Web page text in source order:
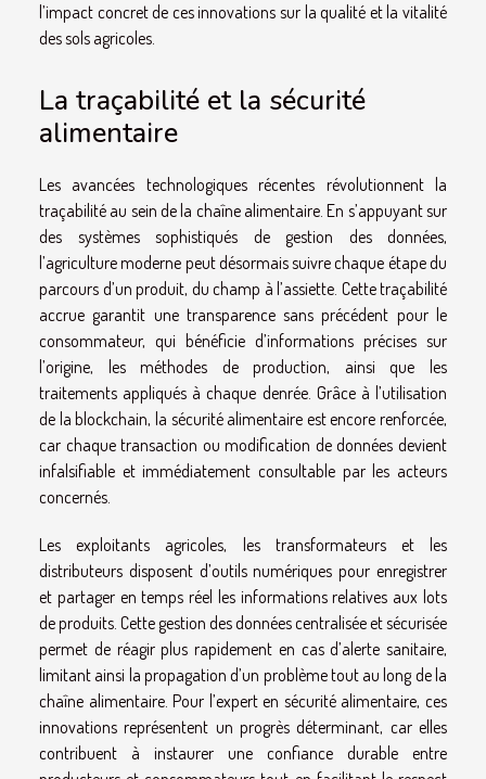
l’impact concret de ces innovations sur la qualité et la vitalité
des sols agricoles.
La traçabilité et la sécurité
alimentaire
Les avancées technologiques récentes révolutionnent la
traçabilité au sein de la chaîne alimentaire. En s’appuyant sur
des systèmes sophistiqués de gestion des données,
l’agriculture moderne peut désormais suivre chaque étape du
parcours d’un produit, du champ à l’assiette. Cette traçabilité
accrue garantit une transparence sans précédent pour le
consommateur, qui bénéficie d’informations précises sur
l’origine, les méthodes de production, ainsi que les
traitements appliqués à chaque denrée. Grâce à l’utilisation
de la blockchain, la sécurité alimentaire est encore renforcée,
car chaque transaction ou modification de données devient
infalsifiable et immédiatement consultable par les acteurs
concernés.
Les exploitants agricoles, les transformateurs et les
distributeurs disposent d’outils numériques pour enregistrer
et partager en temps réel les informations relatives aux lots
de produits. Cette gestion des données centralisée et sécurisée
permet de réagir plus rapidement en cas d’alerte sanitaire,
limitant ainsi la propagation d’un problème tout au long de la
chaîne alimentaire. Pour l’expert en sécurité alimentaire, ces
innovations représentent un progrès déterminant, car elles
contribuent à instaurer une confiance durable entre